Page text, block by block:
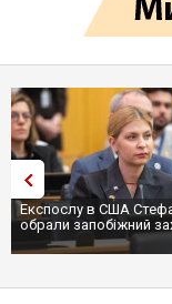
Експослу в США
обрали запобіжний